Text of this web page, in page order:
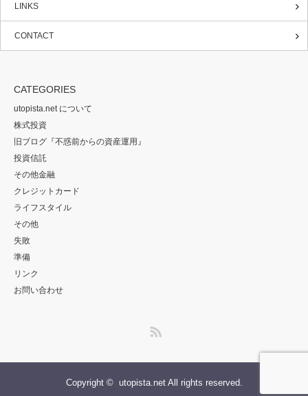
LINKS
CONTACT
CATEGORIES
utopista.net について
株式投資
旧ブログ『不惑前からの資産運用』
投資信託
その他金融
クレジットカード
ライフスタイル
その他
失敗
準備
リンク
お問い合わせ
Copyright © utopista.netAll rights reserved.